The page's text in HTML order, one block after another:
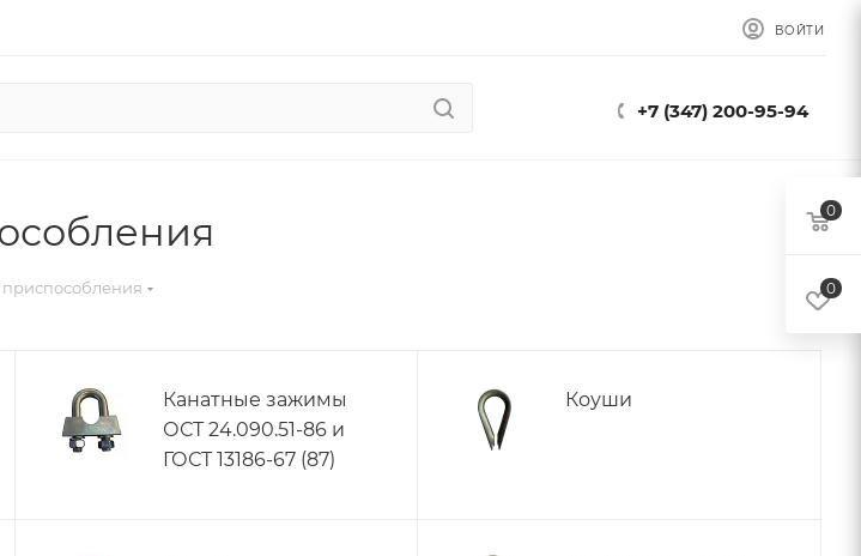
ВОЙТИ
+7 (347) 200-95-94
Канатные зажимы
ОСТ 24.090.51-86 и
ГОСТ 13186-67 (87)
Коуши
0
0